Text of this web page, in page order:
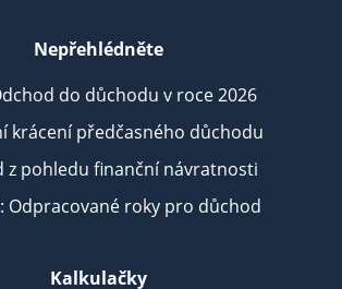
Nepřehlédněte
do důchodu v roce 2026
krácení předčasného důchodu
z pohledu finanční návratnosti
Odpracované roky pro důchod
Kalkulačky